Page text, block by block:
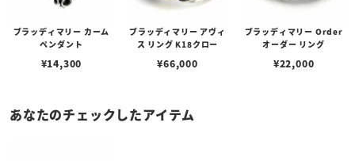
ブラッディマリー カーム
ペンダント
¥14,300
ブラッディマリー アヴィ
ス リング K18クロー
¥66,000
ブラッディマリー Order
オーダー リング
¥22,000
あなたのチェックしたアイテム